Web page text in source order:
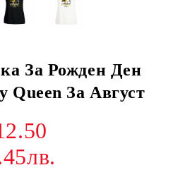
За Рожден Ден
За Август